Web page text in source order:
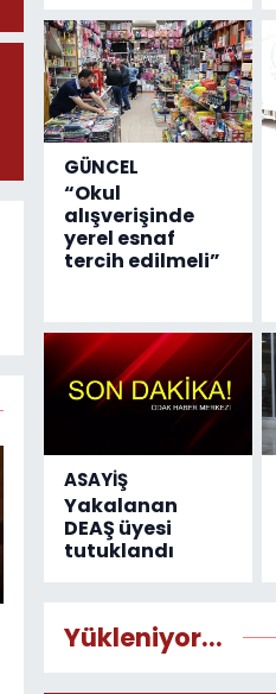
GÜNCEL
“Okul
alışverişinde
yerel esnaf
tercih edilmeli”
ASAYİŞ
Yakalanan
DEAŞ üyesi
tutuklandı
Yükleniyor...